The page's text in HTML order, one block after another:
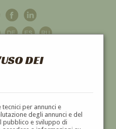
DEI
per annunci e
degli annunci e del
pubblico e sviluppo di